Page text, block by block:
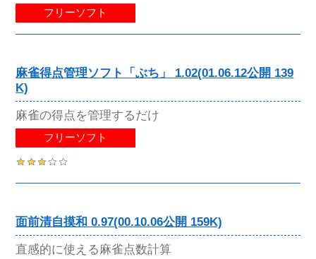
フリーソフト
麻雀得点管理ソフト「ぶち」 1.02(01.06.12公開 139
K)
麻雀の得点を管理するだけ
フリーソフト
面前清自摸和 0.97(00.10.06公開 159K)
直感的に使える麻雀点数計算